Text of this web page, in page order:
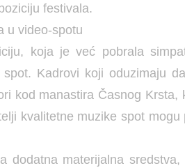
festivala.
u video-spotu
koja je već pobrala
Kadrovi koji oduzimaju
kod manastira Časnog Krsta,
kvalitetne muzike spot
dodatna materijalna